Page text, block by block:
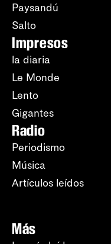
Paysandú
Salto
Impresos
la diaria
Le Monde
Lento
Gigantes
Radio
Periodismo
Música
Artículos leídos
Más